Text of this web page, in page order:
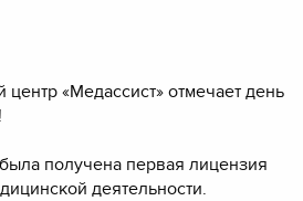
«Медассист» отмечает день
получена первая лицензия
деятельности.